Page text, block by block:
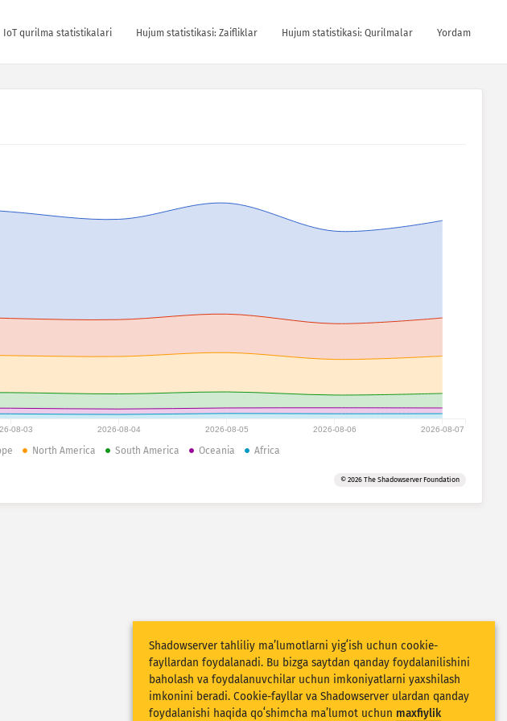
IoT qurilma statistikalari Hujum statistikasi: Zaifliklar Hujum statistikasi: Qurilmalar Yordam
08-03 2026-08-04 2026-08-05 2026-08-06 2026-08-07
North America South America Oceania Africa
© 2026 The Shadowserver Foundation
Shadowserver tahliliy maʼlumotlarni yigʻish uchun cookie-
fayllardan foydalanadi. Bu bizga saytdan qanday foydalanilishini
baholash va foydalanuvchilar uchun imkoniyatlarni yaxshilash
imkonini beradi. Cookie-fayllar va Shadowserver ulardan qanday
foydalanishi haqida qoʻshimcha maʼlumot uchun maxfiylik